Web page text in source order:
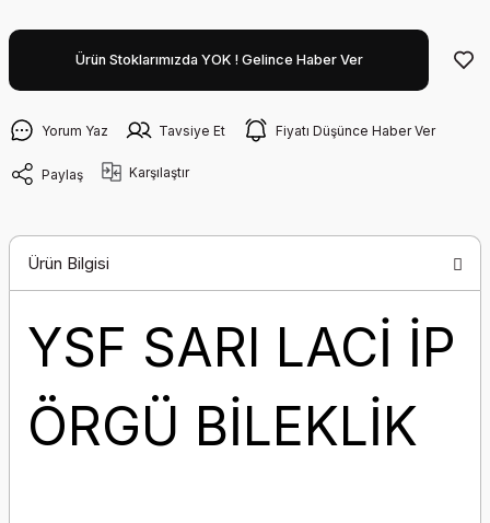
Ürün Stoklarımızda YOK ! Gelince Haber Ver
Yorum Yaz Tavsiye Et Fiyatı Düşünce Haber Ver
Paylaş Karşılaştır
Ürün Bilgisi
YSF SARI LACİ İP
ÖRGÜ BİLEKLİK